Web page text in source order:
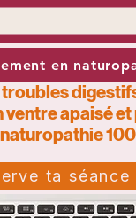
en
apaisé et
ta